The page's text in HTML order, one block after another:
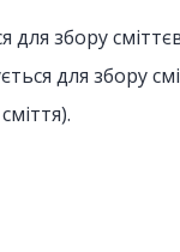
збору
для збору